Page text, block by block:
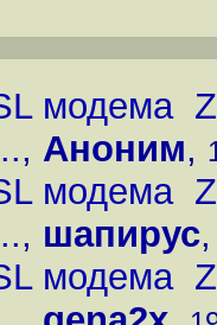
модема
, Аноним,
модема
, шапирус
модема